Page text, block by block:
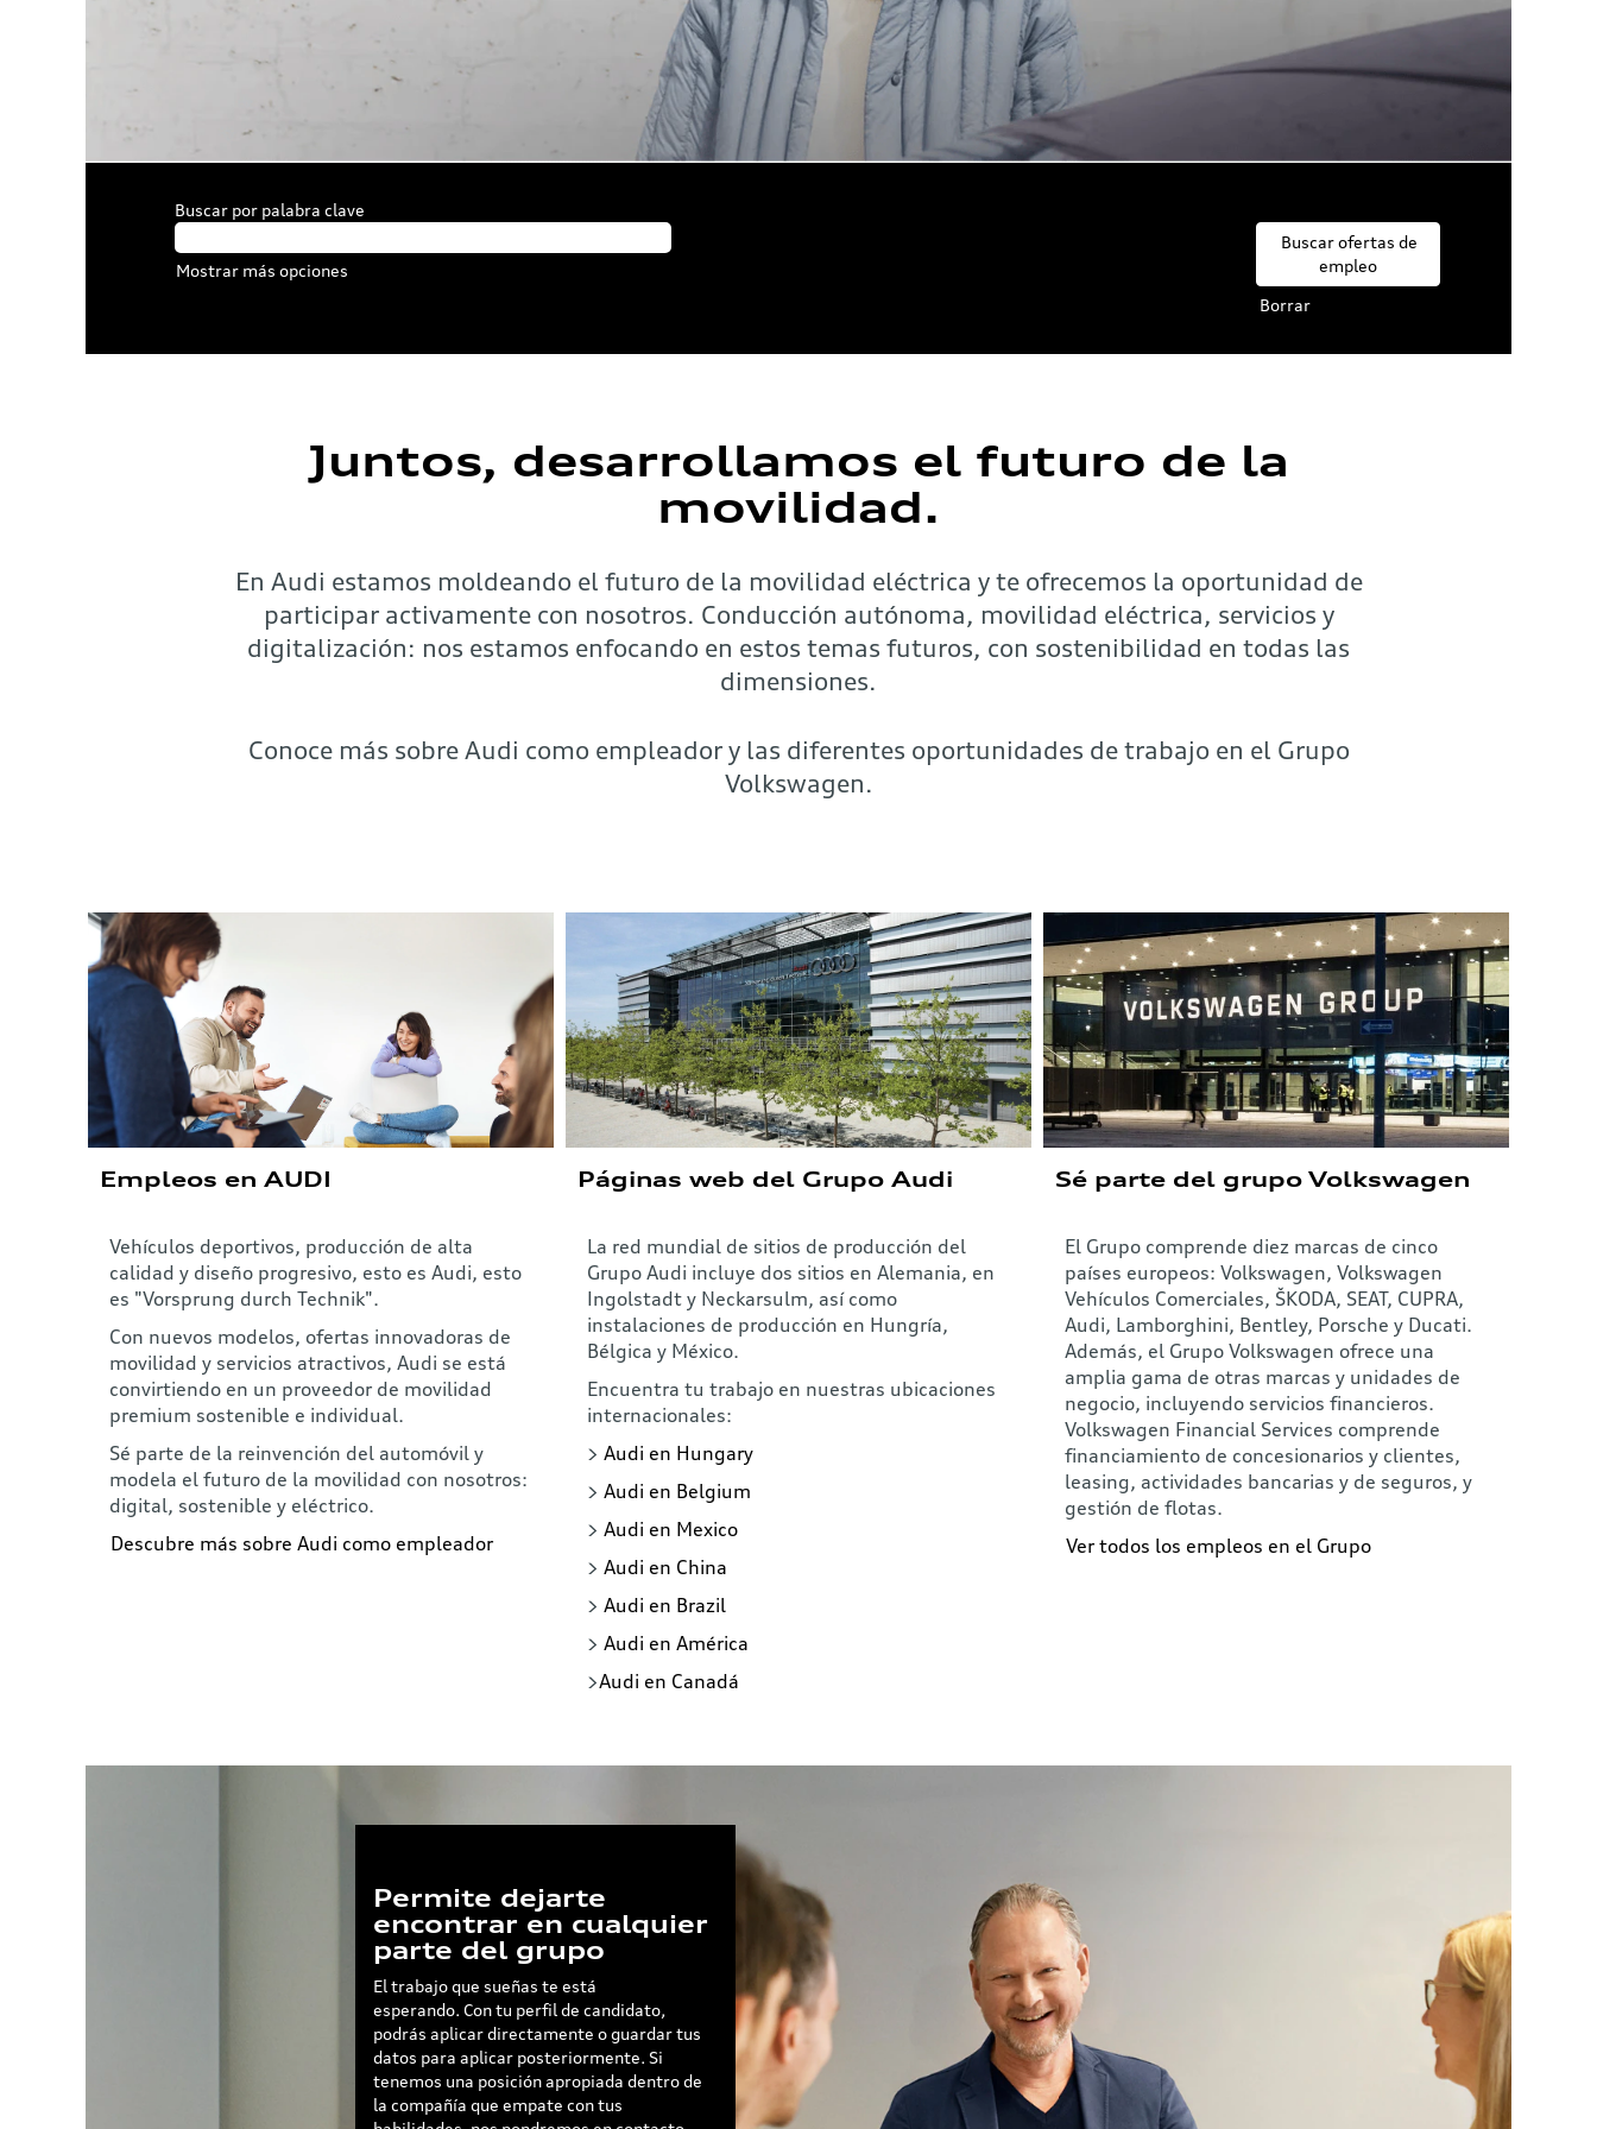
Buscar por palabra clave
Mostrar más opciones
Borrar
Juntos, desarrollamos el futuro de la
movilidad.
En Audi estamos moldeando el futuro de la movilidad eléctrica y te ofrecemos la oportunidad de
participar activamente con nosotros. Conducción autónoma, movilidad eléctrica, servicios y
digitalización: nos estamos enfocando en estos temas futuros, con sostenibilidad en todas las
dimensiones.
Conoce más sobre Audi como empleador y las diferentes oportunidades de trabajo en el Grupo
Volkswagen.
Empleos en AUDI
Vehículos deportivos, producción de alta
calidad y diseño progresivo, esto es Audi, esto
es "Vorsprung durch Technik".
Con nuevos modelos, ofertas innovadoras de
movilidad y servicios atractivos, Audi se está
convirtiendo en un proveedor de movilidad
premium sostenible e individual.
Sé parte de la reinvención del automóvil y
modela el futuro de la movilidad con nosotros:
digital, sostenible y eléctrico.
Descubre más sobre Audi como empleador
Páginas web del Grupo Audi
La red mundial de sitios de producción del
Grupo Audi incluye dos sitios en Alemania, en
Ingolstadt y Neckarsulm, así como
instalaciones de producción en Hungría,
Bélgica y México.
Encuentra tu trabajo en nuestras ubicaciones
internacionales:
> Audi en Hungary
> Audi en Belgium
> Audi en Mexico
> Audi en China
> Audi en Brazil
> Audi en América
>Audi en Canadá
Sé parte del grupo Volkswagen
El Grupo comprende diez marcas de cinco
países europeos: Volkswagen, Volkswagen
Vehículos Comerciales, ŠKODA, SEAT, CUPRA,
Audi, Lamborghini, Bentley, Porsche y Ducati.
Además, el Grupo Volkswagen ofrece una
amplia gama de otras marcas y unidades de
negocio, incluyendo servicios financieros.
Volkswagen Financial Services comprende
financiamiento de concesionarios y clientes,
leasing, actividades bancarias y de seguros, y
gestión de flotas.
Ver todos los empleos en el Grupo
Permite dejarte
encontrar en cualquier
parte del grupo
El trabajo que sueñas te está
esperando. Con tu perfil de candidato,
podrás aplicar directamente o guardar tus
datos para aplicar posteriormente. Si
tenemos una posición apropiada dentro de
la compañía que empate con tus